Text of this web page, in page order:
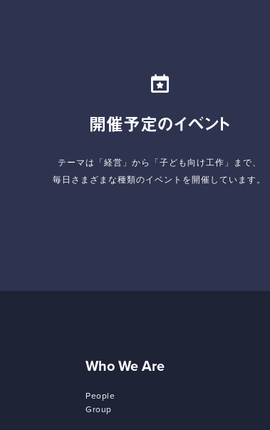
開催予定のイベント
テーマは「経営」から「子ども向け工作」まで、
毎日さまざまな種類のイベントを開催しています。
Who We Are
People
Group